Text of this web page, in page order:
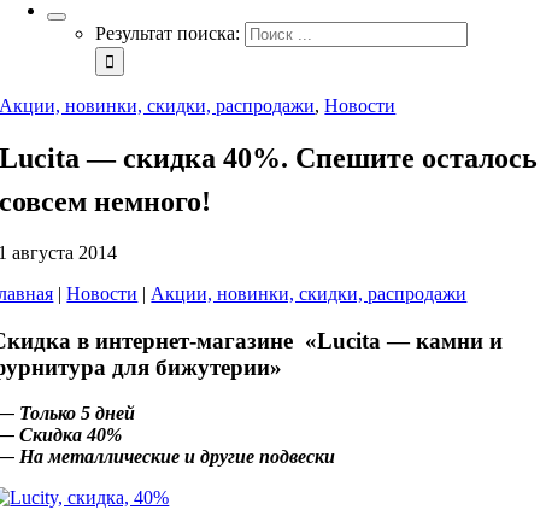
Результат поиска:
Акции, новинки, скидки, распродажи,Новости
Lucita — скидка 40%. Спешите осталось
совсем немного!
августа 2014
|Новости | Акции, новинки, скидки, распродажи
в интернет-магазине «Lucita — камни и
для бижутерии»
Только 5 дней
Скидка 40%
На металлические и другие подвески